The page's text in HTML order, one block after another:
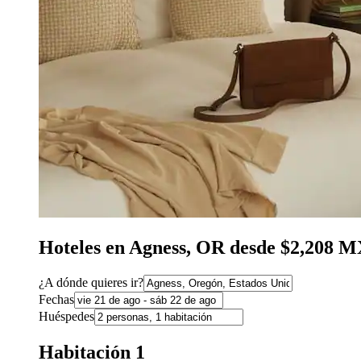
Hoteles en Agness, OR desde $2,208
¿A dónde quieres ir?
Fechas
Huéspedes
Habitación 1